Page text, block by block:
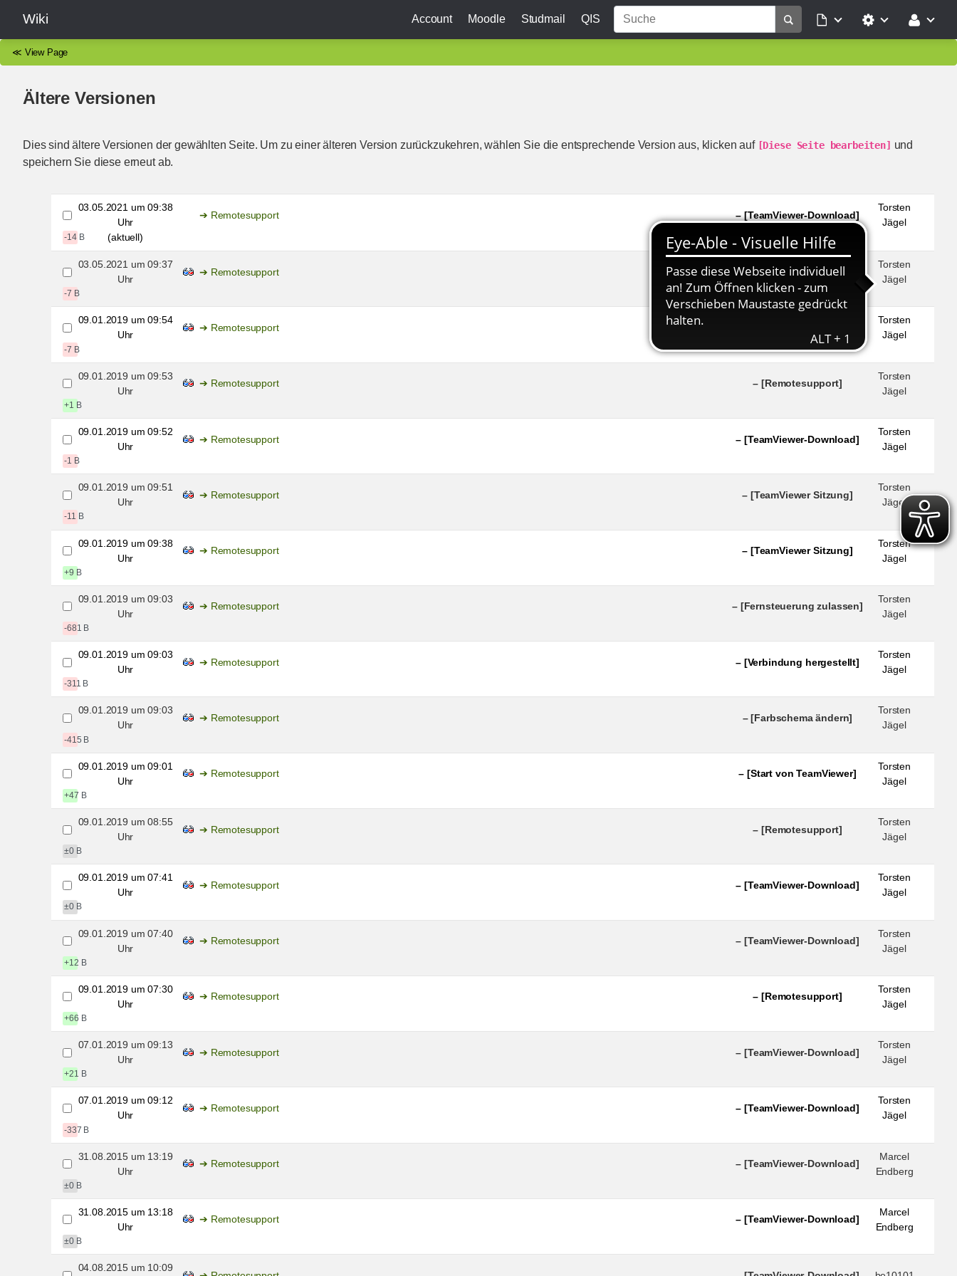
Wiki Account Moodle Studmail QIS
≪ View Page
Ältere Versionen
Dies sind ältere Versionen der gewählten Seite. Um zu einer älteren Version zurückzukehren, wählen Sie die entsprechende Version aus, klicken auf [Diese Seite bearbeiten] und
speichern Sie diese erneut ab.
03.05.2021 um 09:38
Uhr
Remotesupport – [TeamViewer-Download]
Torsten
Jägel
-14 B (aktuell)
03.05.2021 um 09:37
Uhr
Remotesupport – [TeamViewer-Download]
Torsten
Jägel
-7 B
09.01.2019 um 09:54
Uhr
Remotesupport
Torsten
Jägel
-7 B
09.01.2019 um 09:53
Uhr
Remotesupport – [Remotesupport]
Torsten
Jägel
+1 B
09.01.2019 um 09:52
Uhr
Remotesupport – [TeamViewer-Download]
Torsten
Jägel
-1 B
09.01.2019 um 09:51
Uhr
Remotesupport – [TeamViewer Sitzung]
Torsten
Jägel
-11 B
09.01.2019 um 09:38
Uhr
Remotesupport – [TeamViewer Sitzung]
Torsten
Jägel
+9 B
09.01.2019 um 09:03
Uhr
Remotesupport – [Fernsteuerung zulassen]
Torsten
Jägel
-681 B
09.01.2019 um 09:03
Uhr
Remotesupport – [Verbindung hergestellt]
Torsten
Jägel
-311 B
09.01.2019 um 09:03
Uhr
Remotesupport – [Farbschema ändern]
Torsten
Jägel
-415 B
09.01.2019 um 09:01
Uhr
Remotesupport – [Start von TeamViewer]
Torsten
Jägel
+47 B
09.01.2019 um 08:55
Uhr
Remotesupport – [Remotesupport]
Torsten
Jägel
±0 B
09.01.2019 um 07:41
Uhr
Remotesupport – [TeamViewer-Download]
Torsten
Jägel
±0 B
09.01.2019 um 07:40
Uhr
Remotesupport – [TeamViewer-Download]
Torsten
Jägel
+12 B
09.01.2019 um 07:30
Uhr
Remotesupport – [Remotesupport]
Torsten
Jägel
+66 B
07.01.2019 um 09:13
Uhr
Remotesupport – [TeamViewer-Download]
Torsten
Jägel
+21 B
07.01.2019 um 09:12
Uhr
Remotesupport – [TeamViewer-Download]
Torsten
Jägel
-337 B
31.08.2015 um 13:19
Uhr
Remotesupport – [TeamViewer-Download]
Marcel
Endberg
±0 B
31.08.2015 um 13:18
Uhr
Remotesupport – [TeamViewer-Download]
Marcel
Endberg
±0 B
04.08.2015 um 10:09